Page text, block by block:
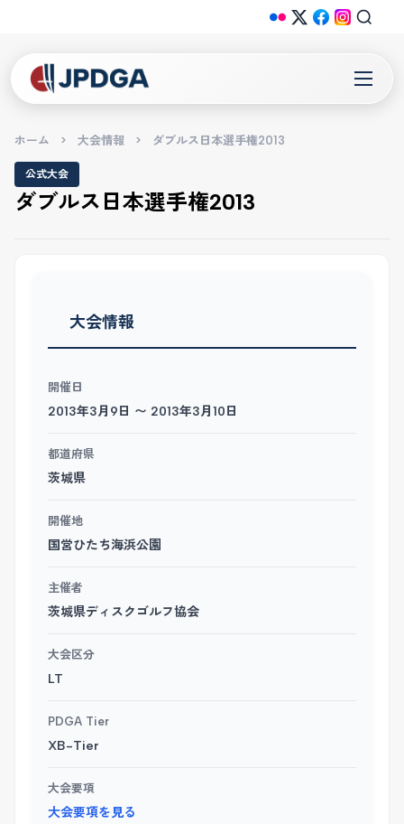
ホーム > 大会情報 > ダブルス日本選手権2013
公式大会
ダブルス日本選手権2013
大会情報
開催日
2013年3月9日 〜 2013年3月10日
都道府県
茨城県
開催地
国営ひたち海浜公園
主催者
茨城県ディスクゴルフ協会
大会区分
LT
PDGA Tier
XB-Tier
大会要項
大会要項を見る